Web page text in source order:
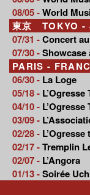
08/05 -World
東京 TOKYO -
07/31 -Concert
07/30 -Showcase
PARIS -
06/30 - La Loge
05/18 - L’Ogresse
04/10 - L’Ogresse
03/09 -
02/28 - L’Ogresse
02/17 -Tremplin
02/07 - L’Angora
01/13 -Soirée